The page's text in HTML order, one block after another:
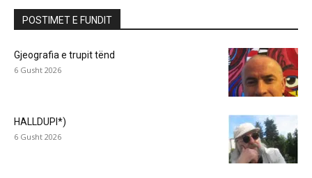
POSTIMET E FUNDIT
Gjeografia e trupit tënd
6 Gusht 2026
HALLDUPI*)
6 Gusht 2026